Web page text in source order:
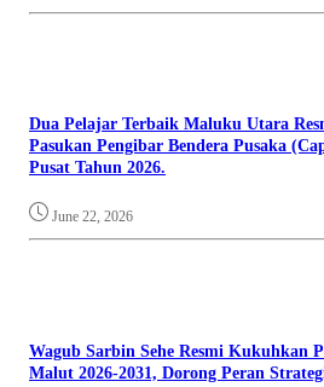
Dua Pelajar Terbaik Maluku Utara
Pasukan Pengibar Bendera Pusaka
Pusat Tahun 2026.
June 22, 2026
Wagub Sarbin Sehe Resmi Kukuhkan
Malut 2026-2031, Dorong Peran